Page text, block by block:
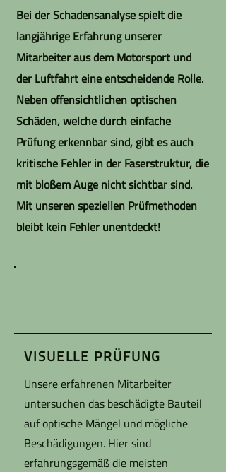
Bei der Schadensanalyse spielt die
langjährige Erfahrung unserer
Mitarbeiter aus dem Motorsport und
der Luftfahrt eine entscheidende Rolle.
Neben offensichtlichen optischen
Schäden, welche durch einfache
Prüfung erkennbar sind, gibt es auch
kritische Fehler in der Faserstruktur, die
mit bloßem Auge nicht sichtbar sind.
Mit unseren speziellen Prüfmethoden
bleibt kein Fehler unentdeckt!
VISUELLE PRÜFUNG
Unsere erfahrenen Mitarbeiter
untersuchen das beschädigte Bauteil
auf optische Mängel und mögliche
Beschädigungen. Hier sind
erfahrungsgemäß die meisten